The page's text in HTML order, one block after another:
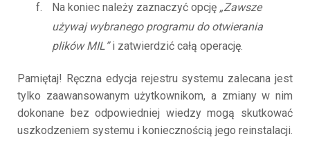
Na koniec należy zaznaczyć opcję „Zawsze
używaj wybranego programu do otwierania
plików MIL”i zatwierdzić całą operację.
Pamiętaj! Ręczna edycja rejestru systemu zalecana jest
tylko zaawansowanym użytkownikom, a zmiany w nim
dokonane bez odpowiedniej wiedzy mogą skutkować
uszkodzeniem systemu i koniecznością jego reinstalacji.